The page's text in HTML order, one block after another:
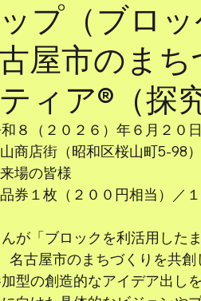
プ（ブロッ
屋市のまち
ィア®（探
（２０２６）年６月２０日
山商店街（昭和区桜山町5-98）
来場の皆様
品券１枚（２００円相当）／
が「ブロックを利活用した
名古屋市のまちづくりを共
型の創造的なアイデア出し